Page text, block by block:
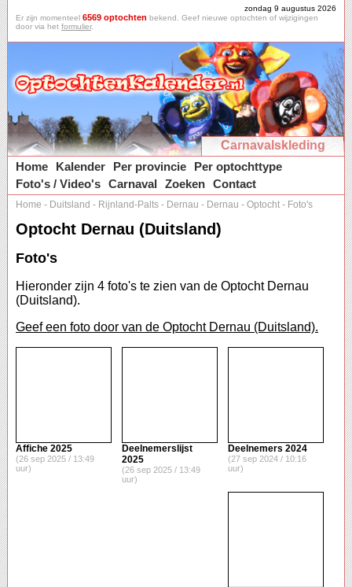
zondag 9 augustus 2026
Er zijn momenteel 6569 optochten bekend. Geef nieuwe optochten of wijzigingen
door via het formulier.
Carnavalskleding
Home
Kalender Per provincie
Per optochttype
Foto's / Video's Carnaval Zoeken Contact
Home - Duitsland - Rijnland-Palts - Dernau - Dernau - Optocht - Foto's
Optocht Dernau (Duitsland)
Foto's
Hieronder zijn 4 foto's te zien van de Optocht Dernau
(Duitsland).
Geef een foto door van de Optocht Dernau (Duitsland).
Affiche 2025
(26 sep 2025 / 13:49
uur)
Deelnemerslijst
2025
(26 sep 2025 / 13:49
uur)
Deelnemers 2024
(27 sep 2024 / 10:16
uur)